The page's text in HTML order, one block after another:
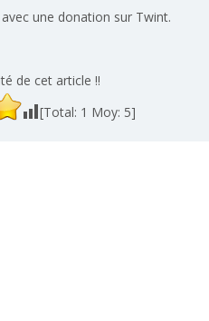
avec une donation sur Twint.
de cet article !!
[Total: 1 Moy: 5]